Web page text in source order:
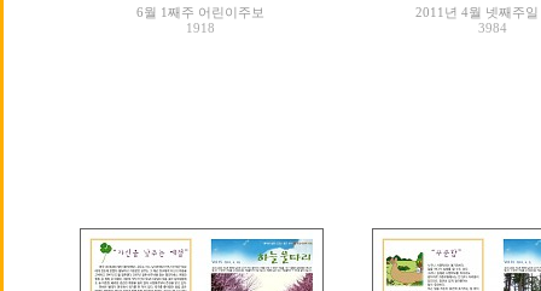
6월 1째주 어린이주보
1918
2011년 4월 넷째주
3984